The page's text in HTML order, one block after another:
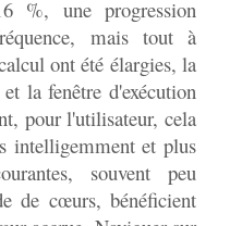
%, une progression
mais tout à
ont été élargies, la
la fenêtre d'exécution
pour l'utilisateur, cela
intelligemment et plus
souvent peu
de cœurs, bénéficient